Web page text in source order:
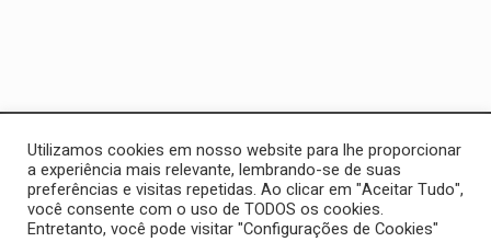
Casa do Soldador
32 anos de tradição em ferramentas e soluções para
profissionais. Soldagem, marcenaria, funilaria e pintura — tudo
em um só lugar.
Utilizamos cookies em nosso website para lhe proporcionar
a experiência mais relevante, lembrando-se de suas
preferências e visitas repetidas. Ao clicar em "Aceitar Tudo",
você consente com o uso de TODOS os cookies.
Entretanto, você pode visitar "Configurações de Cookies"